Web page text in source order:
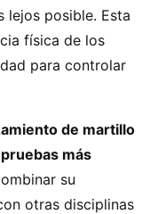
lejos posible. Esta
física de los
para controlar
de martillo
más
su
otras disciplinas